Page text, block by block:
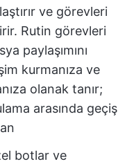
ve görevleri
Rutin görevleri
paylaşımını
kurmanıza ve
olanak tanır;
arasında geçiş
botlar ve